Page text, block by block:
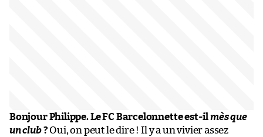
Bonjour Philippe. Le FC Barcelonnette est-ilmès que
un club? Oui, on peut le dire ! Il y a un vivier assez